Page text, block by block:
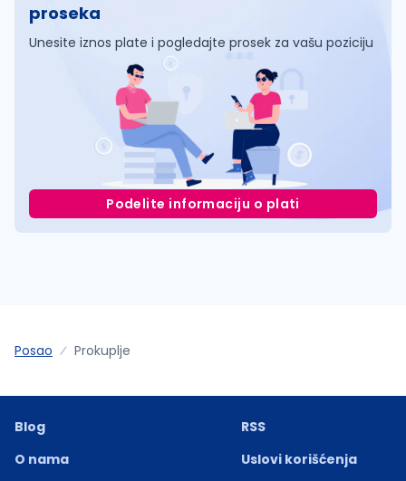
proseka
Unesite iznos plate i pogledajte prosek za vašu poziciju
Podelite informaciju o plati
Posao Prokuplje
Blog
O nama
RSS
Uslovi korišćenja